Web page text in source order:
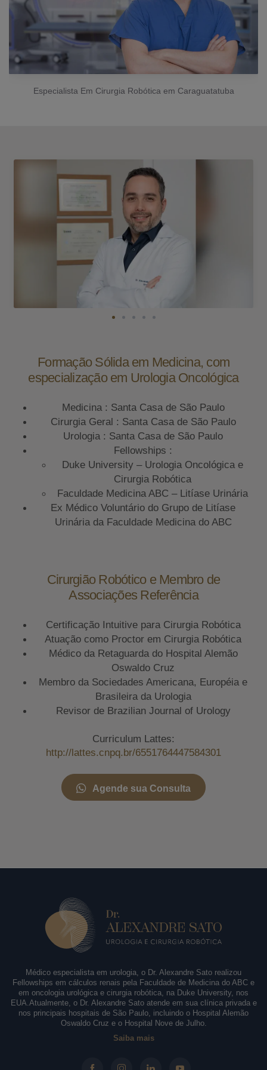
Especialista Em Cirurgia Robótica em Caraguatatuba
Formação Sólida em Medicina, com
especialização em Urologia Oncológica
Medicina : Santa Casa de São Paulo
Cirurgia Geral : Santa Casa de São Paulo
Urologia : Santa Casa de São Paulo
Fellowships :
Duke University – Urologia Oncológica e
Cirurgia Robótica
Faculdade Medicina ABC – Litíase Urinária
Ex Médico Voluntário do Grupo de Litíase
Urinária da Faculdade Medicina do ABC
Cirurgião Robótico e Membro de
Associações Referência
Certificação Intuitive para Cirurgia Robótica
Atuação como Proctor em Cirurgia Robótica
Médico da Retaguarda do Hospital Alemão
Oswaldo Cruz
Membro da Sociedades Americana, Européia e
Brasileira da Urologia
Revisor de Brazilian Journal of Urology
Curriculum Lattes:
http://lattes.cnpq.br/6551764447584301
Agende sua Consulta
Médico especialista em urologia, o Dr. Alexandre Sato realizou
Fellowships em cálculos renais pela Faculdade de Medicina do ABC e
em oncologia urológica e cirurgia robótica, na Duke University, nos
EUA.Atualmente, o Dr. Alexandre Sato atende em sua clínica privada e
nos principais hospitais de São Paulo, incluindo o Hospital Alemão
Oswaldo Cruz e o Hospital Nove de Julho.
Saiba mais